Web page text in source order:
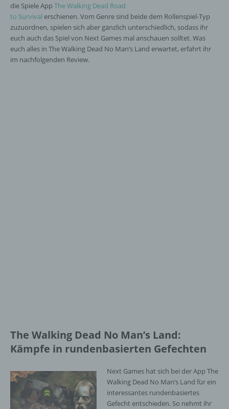
die Spiele App The Walking Dead Road
to Survival erschienen. Vom Genre sind beide dem Rollenspiel-Typ
zuzuordnen, spielen sich aber gänzlich unterschiedlich, sodass ihr
euch auch das Spiel von Next Games mal anschauen solltet. Was
euch alles in The Walking Dead No Man’s Land erwartet, erfahrt ihr
im nachfolgenden Review.
The Walking Dead No Man’s Land:
Kämpfe in rundenbasierten Gefechten
Next Games hat sich bei der App The
Walking Dead No Man’s Land für ein
interessantes rundenbasiertes
Gefecht entschieden. So nehmt ihr